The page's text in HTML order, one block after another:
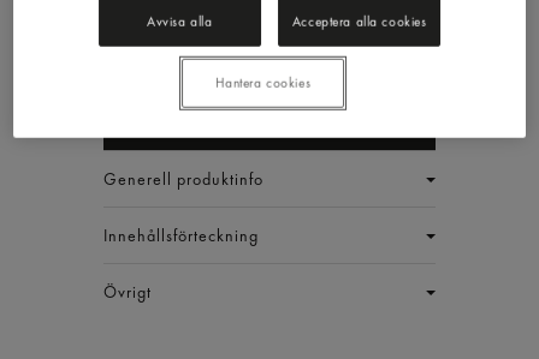
Strösocker
Garant2kg
Generell produktinfo
Innehållsförteckning
Övrigt
Avvisa alla Acceptera alla cookies
Hantera cookies